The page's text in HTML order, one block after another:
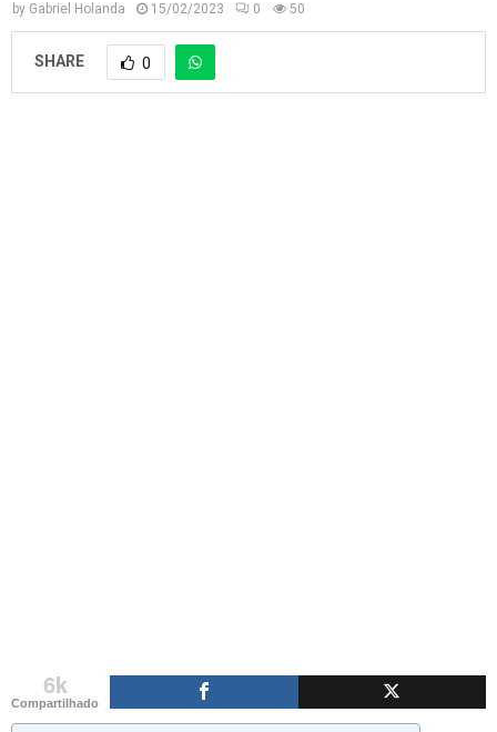
by Gabriel Holanda 15/02/2023 0 50
SHARE 0
6k
Compartilhado